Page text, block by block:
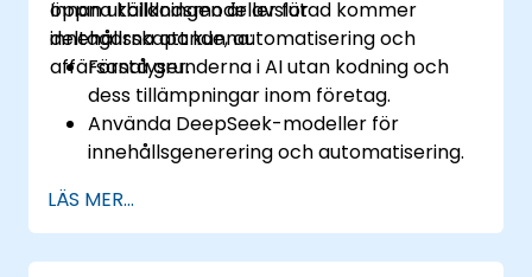
öppna källkodsmodeller för
innehållsskapande, automatisering och
affärsanalyser.
Innan utbildningen är avslutad kommer
deltagarna att kunna:
Förstå grunderna i AI utan kodning och
dess tillämpningar inom företag.
Använda DeepSeek-modeller för
innehållsgenerering och automatisering.
arbetsflöden med hjälp av plattformar
som Zapier, Make och Notion.
Analysera affärsdata och generera
LÄS MER...